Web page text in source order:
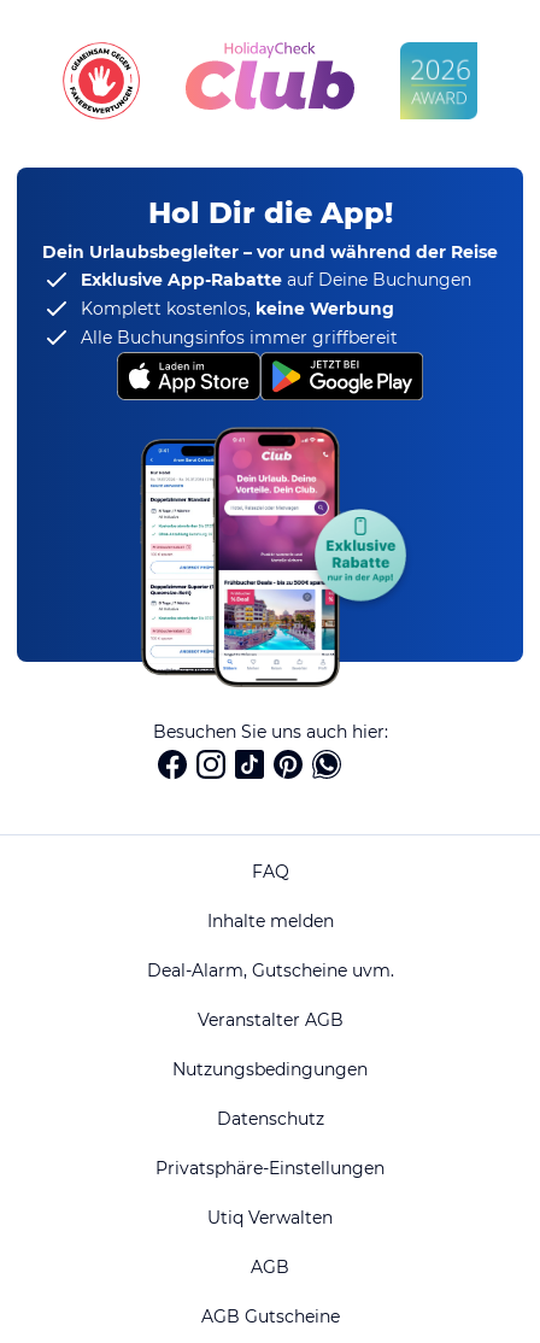
Hol Dir die App!
Dein Urlaubsbegleiter – vor und während der Reise
Exklusive App-Rabatte auf Deine Buchungen
Komplett kostenlos, keine Werbung
Alle Buchungsinfos immer griffbereit
Besuchen Sie uns auch hier:
FAQ
Inhalte melden
Deal-Alarm, Gutscheine uvm.
Veranstalter AGB
Nutzungsbedingungen
Datenschutz
Privatsphäre-Einstellungen
Utiq Verwalten
AGB
AGB Gutscheine